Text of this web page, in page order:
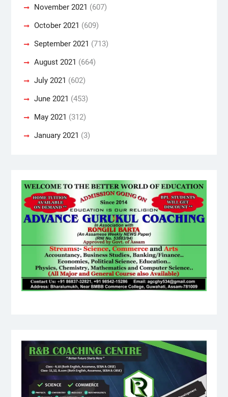
November 2021 (607)
October 2021 (609)
September 2021 (713)
August 2021 (664)
July 2021 (602)
June 2021 (453)
May 2021 (312)
January 2021 (3)